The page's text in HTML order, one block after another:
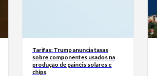
Tarifas: Trump anuncia taxas
sobre componentes usados na
produção de painéis solares e
chips